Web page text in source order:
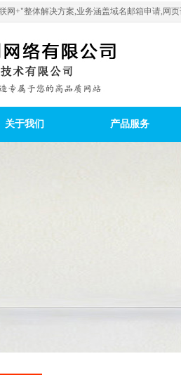
网+"整体解决方案,业务涵盖域名邮箱申请,网
关于我们 产品服务